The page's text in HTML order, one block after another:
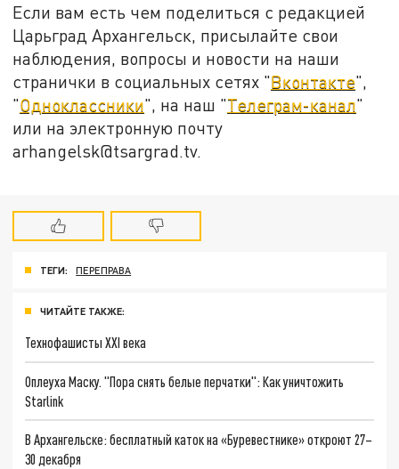
Если вам есть чем поделиться с редакцией
Царьград Архангельск, присылайте свои
наблюдения, вопросы и новости на наши
странички в социальных сетях "Вконтакте",
"Одноклассники", на наш "Телеграм-канал"
или на электронную почту
arhangelsk@tsargrad.tv.
ТЕГИ: ПЕРЕПРАВА
ЧИТАЙТЕ ТАКЖЕ:
Технофашисты XXI века
Оплеуха Маску. "Пора снять белые перчатки": Как уничтожить
Starlink
В Архангельске: бесплатный каток на «Буревестнике» откроют 27–
30 декабря